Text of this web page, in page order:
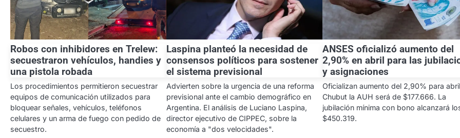
Robos con inhibidores en Trelew:
secuestraron vehículos, handies y
una pistola robada
Los procedimientos permitieron secuestrar
equipos de comunicación utilizados para
bloquear señales, vehículos, teléfonos
celulares y un arma de fuego con pedido de
secuestro.
Laspina planteó la necesidad de
consensos políticos para sostener
el sistema previsional
Advierten sobre la urgencia de una reforma
previsional ante el cambio demográfico en
Argentina. El análisis de Luciano Laspina,
director ejecutivo de CIPPEC, sobre la
economía a "dos velocidades".
ANSES oficializó aumento del
2,90% en abril para las
y asignaciones
Oficializan aumento del 2,90% para
Chubut la AUH será de $177.666. La
jubilación mínima con bono alcanzará
$450.319.